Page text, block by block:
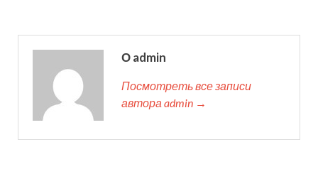
О admin
Посмотреть все записи
автора admin →